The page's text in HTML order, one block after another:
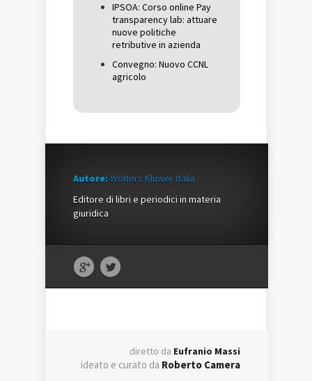
IPSOA: Corso online Pay
transparency lab: attuare
nuove politiche
retributive in azienda
Convegno: Nuovo CCNL
agricolo
Autore:Wolters Kluwer Italia
Editore di libri e periodici in materia
giuridica
diretto da Eufranio Massi
ideato e curato da Roberto Camera